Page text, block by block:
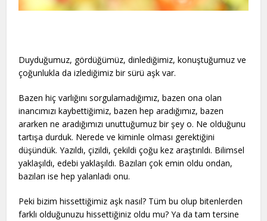
Duyduğumuz, gördüğümüz, dinlediğimiz, konuştuğumuz ve
çoğunlukla da izlediğimiz bir sürü aşk var.
Bazen hiç varlığını sorgulamadığımız, bazen ona olan
inancımızı kaybettiğimiz, bazen hep aradığımız, bazen
ararken ne aradığımızı unuttuğumuz bir şey o. Ne olduğunu
tartışa durduk. Nerede ve kiminle olması gerektiğini
düşündük. Yazıldı, çizildi, çekildi çoğu kez araştırıldı. Bilimsel
yaklaşıldı, edebi yaklaşıldı. Bazıları çok emin oldu ondan,
bazıları ise hep yalanladı onu.
Peki bizim hissettiğimiz aşk nasıl? Tüm bu olup bitenlerden
farklı olduğunuzu hissettiğiniz oldu mu? Ya da tam tersine